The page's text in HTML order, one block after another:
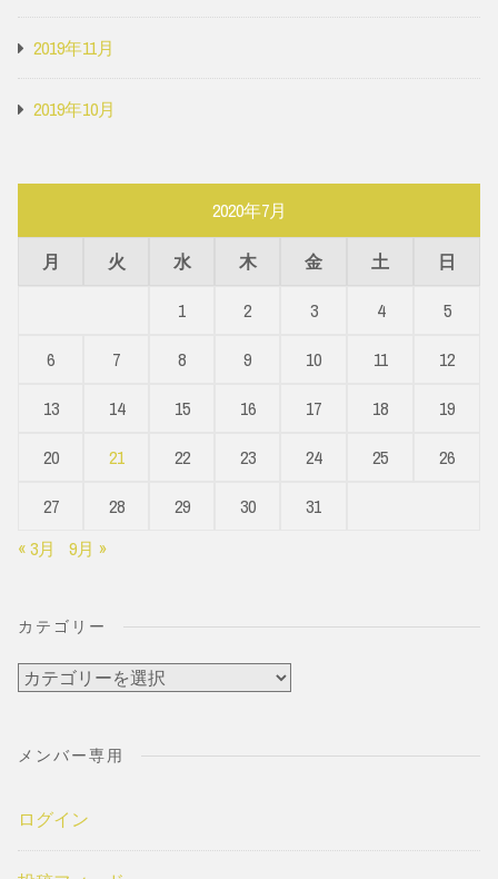
2019年11月
2019年10月
2020年7月
月 火 水 木 金 土
日
1
2 3 4
5
6
7 8 9 10 11
12
13
14 15 16 17 18
19
20
21 22 23 24 25
26
27
28 29 30
31
« 3月
9月 »
カテゴリー
カ
ゴ
ー
メンバー専用
ログイン